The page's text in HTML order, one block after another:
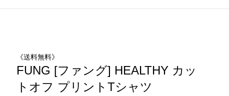
《送料無料》
FUNG [ファング] HEALTHY カッ
トオフ プリントTシャツ